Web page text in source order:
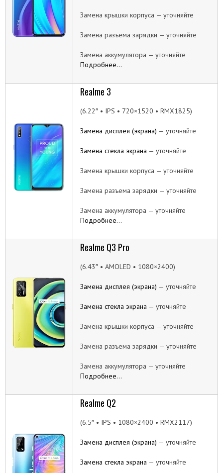
Замена крышки корпуса — уточняйте
Замена разъема зарядки — уточняйте
Замена аккумулятора — уточняйте
Подробнее…
Realme 3
(6.22″ • IPS • 720×1520 • RMX1825)
Замена дисплея (экрана) — уточняйте
Замена стекла экрана — уточняйте
Замена крышки корпуса — уточняйте
Замена разъема зарядки — уточняйте
Замена аккумулятора — уточняйте
Подробнее…
Realme Q3 Pro
(6.43″ • AMOLED • 1080×2400)
Замена дисплея (экрана) — уточняйте
Замена стекла экрана — уточняйте
Замена крышки корпуса — уточняйте
Замена разъема зарядки — уточняйте
Замена аккумулятора — уточняйте
Подробнее…
Realme Q2
(6.5″ • IPS • 1080×2400 • RMX2117)
Замена дисплея (экрана) — уточняйте
Замена стекла экрана — уточняйте